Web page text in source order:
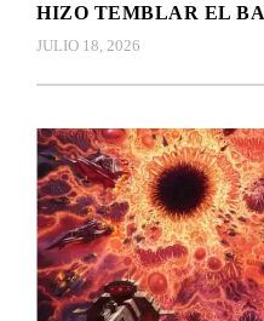
HIZO TEMBLAR EL
JULIO 18, 2026